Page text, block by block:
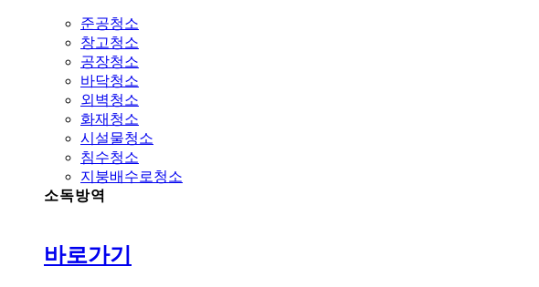
준공청소
창고청소
공장청소
바닥청소
외벽청소
화재청소
시설물청소
침수청소
지붕배수로청소
소독방역
바로가기